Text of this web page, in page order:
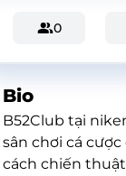
0
Bio
B52Club tại
sân chơi cá
cách chiến